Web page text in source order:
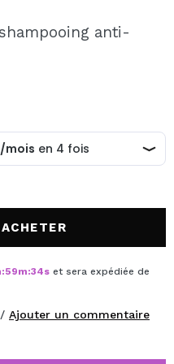
vous pourrez
vérifier l'état de vos
anti-
ACHETER
:59m:34s et sera expédiée de
Ajouter un commentaire